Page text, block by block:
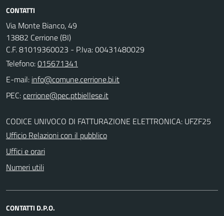
CONTATTI
Via Monte Bianco, 49
13882 Cerrione (BI)
C.F. 81019360023 - P.Iva: 00431480029
Telefono:015671341
E-mail:
PEC:
CODICE UNIVOCO DI FATTURAZIONE ELETTRONICA: UFZF25
Ufficio Relazioni con il pubblico
Uffici e orari
Numeri utili
CONTATTI D.P.O.